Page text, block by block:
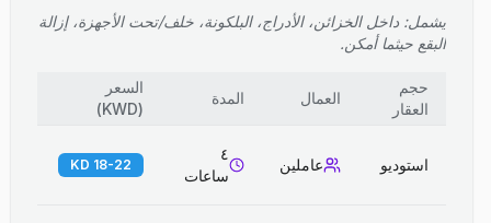
يشمل: داخل الخزائن، الأدراج، البلكونة، خلف/تحت الأجهزة، إزالة
البقع حيثما أمكن.
حجم
العقار
العمال المدة
السعر
(
KWD
)
استوديو عاملين
٤
ساعات
18-22 KD